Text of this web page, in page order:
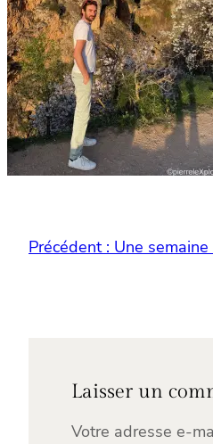
Précédent : Une
Laisser un
Votre adresse e-